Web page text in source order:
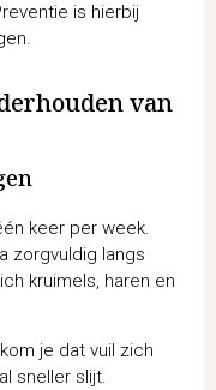
is hierbij
van
keer per week.
zorgvuldig langs
kruimels, haren en
je dat vuil zich
sneller slijt.